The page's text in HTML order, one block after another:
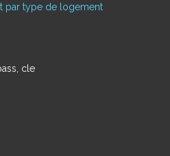
par type de logement
cle